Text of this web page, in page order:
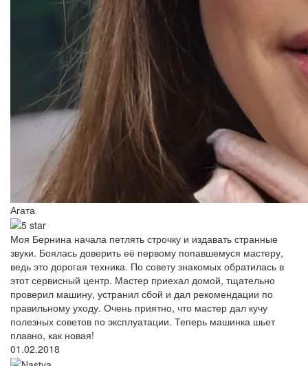
Агата
Моя Бернина начала петлять строчку и издавать странные
звуки. Боялась доверить её первому попавшемуся мастеру,
ведь это дорогая техника. По совету знакомых обратилась в
этот сервисный центр. Мастер приехал домой, тщательно
проверил машину, устранил сбой и дал рекомендации по
правильному уходу. Очень приятно, что мастер дал кучу
полезных советов по эксплуатации. Теперь машинка шьет
плавно, как новая!
01.02.2018